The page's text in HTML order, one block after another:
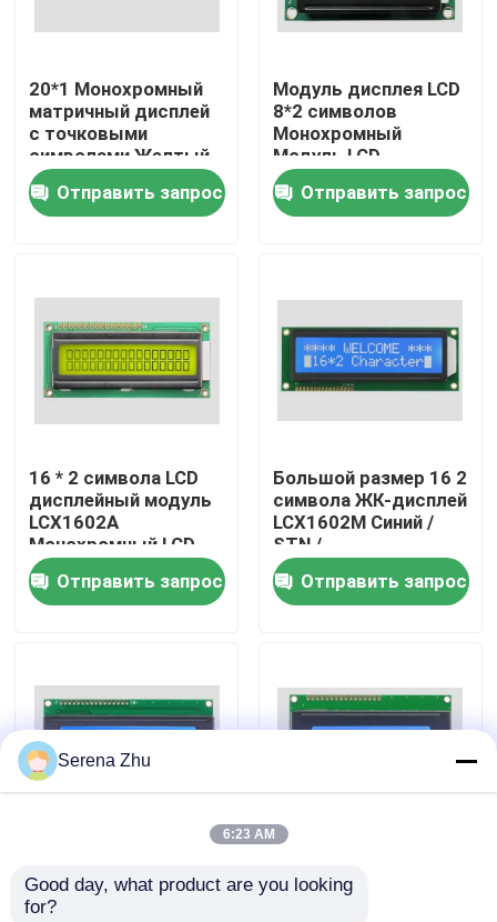
Продукты
О нас
Экскурсия по заводу
Свяжитесь с нами
Новости
Запросить расценки
Неразъемные компьютеры
20*1 Монохромный
матричный дисплей
с точковыми
символами Желтый
зеленый фонарь
LCX201A
Отправить запрос
Модуль дисплея LCD
8*2 символов
Монохромный
Модуль LCD
Параллельный
отрицательный
Белый 5v
Отправить запрос
16 * 2 символа LCD
дисплейный модуль
LCX1602A
Монохромный LCD
модуль
параллельный порт
5V
Отправить запрос
Большой размер 16 2
символа ЖК-дисплей
LCX1602M Синий /
STN /
отрицательный /
прозрачный
Отправить запрос
LCD 20 символов * 4
линии Монохромный
ЖК-дисплейный
Serena Zhu
6:23 AM
Good day, what product are you looking
for?